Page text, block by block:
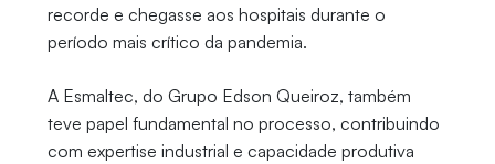
recorde e chegasse aos hospitais durante o
período mais crítico da pandemia.
A Esmaltec, do Grupo Edson Queiroz, também
teve papel fundamental no processo, contribuindo
com expertise industrial e capacidade produtiva